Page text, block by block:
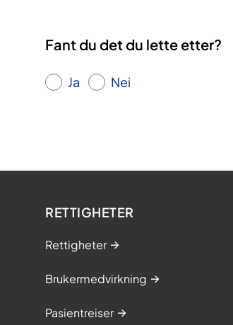
Fant du det du lette etter?
Ja Nei
RETTIGHETER
Rettigheter
Brukermedvirkning
Pasientreiser